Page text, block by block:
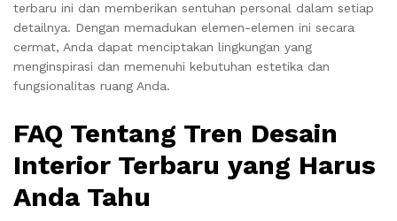
terbaru ini dan memberikan sentuhan personal dalam setiap
detailnya. Dengan memadukan elemen-elemen ini secara
cermat, Anda dapat menciptakan lingkungan yang
menginspirasi dan memenuhi kebutuhan estetika dan
fungsionalitas ruang Anda.
FAQ Tentang Tren Desain
Interior Terbaru yang Harus
Anda Tahu